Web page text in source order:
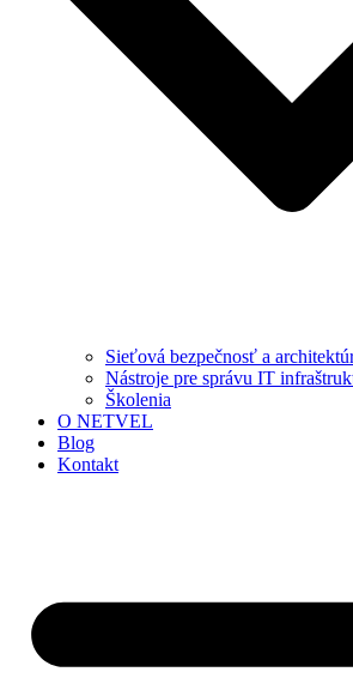
Sieťová bezpečnosť a
Nástroje pre správu IT
Školenia
O NETVEL
Blog
Kontakt